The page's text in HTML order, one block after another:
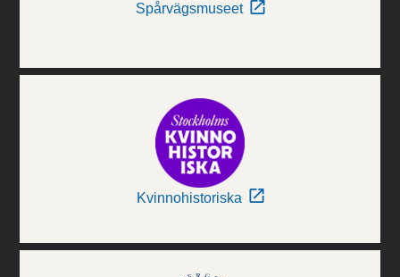
Spårvägsmuseet
Kvinnohistoriska